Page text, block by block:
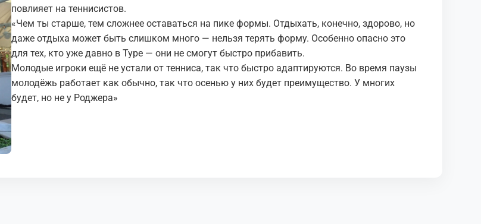
повлияет на теннисистов.
«Чем ты старше, тем сложнее оставаться на пике формы. Отдыхать, конечно, здорово, но
даже отдыха может быть слишком много — нельзя терять форму. Особенно опасно это
для тех, кто уже давно в Туре — они не смогут быстро прибавить.
Молодые игроки ещё не устали от тенниса, так что быстро адаптируются. Во время паузы
молодёжь работает как обычно, так что осенью у них будет преимущество. У многих
будет, но не у Роджера»